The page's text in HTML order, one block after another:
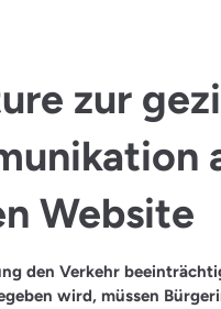
zur
Website
den Verkehr
wird, müssen